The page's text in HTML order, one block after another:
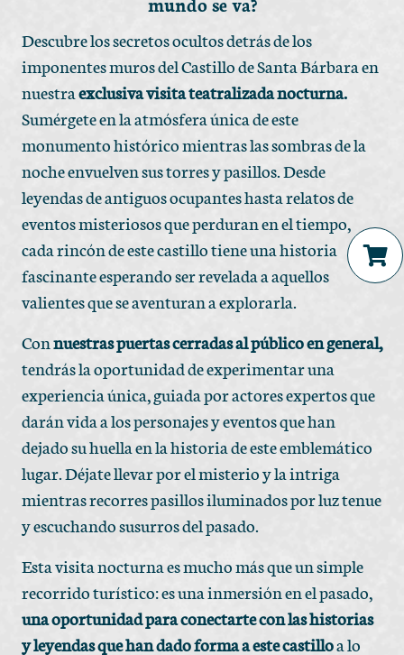
Descubre los secretos ocultos detrás de los
imponentes muros del Castillo de Santa Bárbara en
nuestraexclusiva visita teatralizada nocturna.
Sumérgete en la atmósfera única de este
monumento histórico mientras las sombras de la
noche envuelven sus torres y pasillos. Desde
leyendas de antiguos ocupantes hasta relatos de
eventos misteriosos que perduran en el tiempo,
cada rincón de este castillo tiene una historia
fascinante esperando ser revelada a aquellos
valientes que se aventuran a explorarla.
Connuestras puertas cerradas al público en general,
tendrás la oportunidad de experimentar una
experiencia única, guiada por actores expertos que
darán vida a los personajes y eventos que han
dejado su huella en la historia de este emblemático
lugar. Déjate llevar por el misterio y la intriga
mientras recorres pasillos iluminados por luz tenue
y escuchando susurros del pasado.
Esta visita nocturna es mucho más que un simple
recorrido turístico: es una inmersión en el pasado,
una oportunidad para conectarte con las historias
y leyendas que han dado forma a este castilloa lo